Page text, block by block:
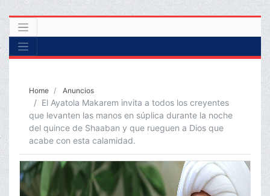
Home Anuncios
El Ayatola Makarem invita a todos los creyentes
que levanten las manos en súplica durante la noche
del quince de Shaaban y que rueguen a Dios que
acabe con esta calamidad.